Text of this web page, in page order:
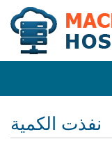
نفذت الكمية